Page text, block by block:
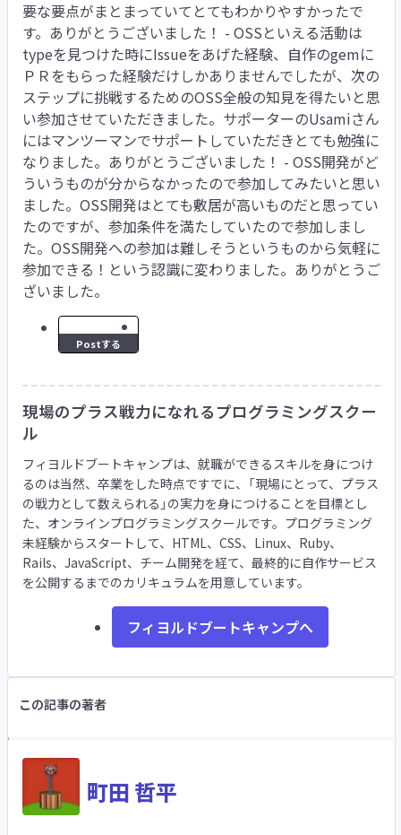
要な要点がまとまっていてとてもわかりやすかったで
す。ありがとうございました！ - OSSといえる活動は
typeを見つけた時にIssueをあげた経験、自作のgemに
ＰＲをもらった経験だけしかありませんでしたが、次の
ステップに挑戦するためのOSS全般の知見を得たいと思
い参加させていただきました。サポーターのUsamiさん
にはマンツーマンでサポートしていただきとても勉強に
なりました。ありがとうございました！ - OSS開発がど
ういうものが分からなかったので参加してみたいと思い
ました。OSS開発はとても敷居が高いものだと思ってい
たのですが、参加条件を満たしていたので参加しまし
た。OSS開発への参加は難しそうというものから気軽に
参加できる！という認識に変わりました。ありがとうご
ざいました。
Postする
現場のプラス戦力になれるプログラミングスクー
ル
フィヨルドブートキャンプは、就職ができるスキルを身につけ
るのは当然、卒業をした時点ですでに、「現場にとって、プラス
の戦力として数えられる」の実力を身につけることを目標とし
た、オンラインプログラミングスクールです。プログラミング
未経験からスタートして、HTML、CSS、Linux、Ruby、
Rails、JavaScript、チーム開発を経て、最終的に自作サービス
を公開するまでのカリキュラムを用意しています。
フィヨルドブートキャンプへ
この記事の著者
町田 哲平